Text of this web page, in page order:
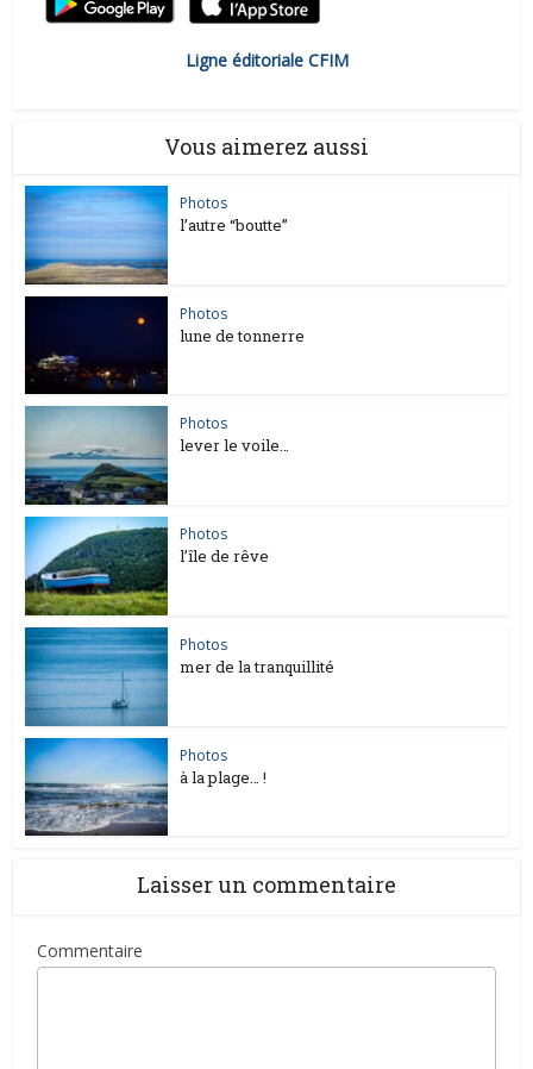
Ligne éditoriale CFIM
Vous aimerez aussi
Photos
l’autre “boutte”
Photos
lune de tonnerre
Photos
lever le voile…
Photos
l’île de rêve
Photos
mer de la tranquillité
Photos
à la plage… !
Laisser un commentaire
Commentaire